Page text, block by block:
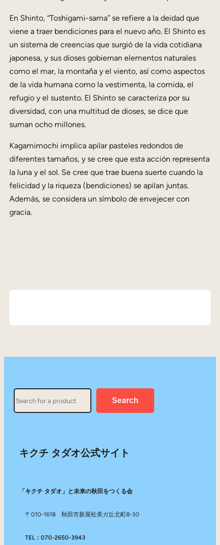
En Shinto, “Toshigami-sama” se refiere a la deidad que
viene a traer bendiciones para el nuevo año. El Shinto es
un sistema de creencias que surgió de la vida cotidiana
japonesa, y sus dioses gobiernan elementos naturales
como el mar, la montaña y el viento, así como aspectos
de la vida humana como la vestimenta, la comida, el
refugio y el sustento. El Shinto se caracteriza por su
diversidad, con una multitud de dioses, se dice que
suman ocho millones.
Kagamimochi implica apilar pasteles redondos de
diferentes tamaños, y se cree que esta acción representa
la luna y el sol. Se cree que trae buena suerte cuando la
felicidad y la riqueza (bendiciones) se apilan juntas.
Además, se considera un símbolo de envejecer con
gracia.
Search
キクチ タダオ公式サイト
「キクチ タダオ」と未来の秋田をつくる会
〒010-1618 秋田市新屋松美ガ丘北町8-30
TEL：070-2650-3943